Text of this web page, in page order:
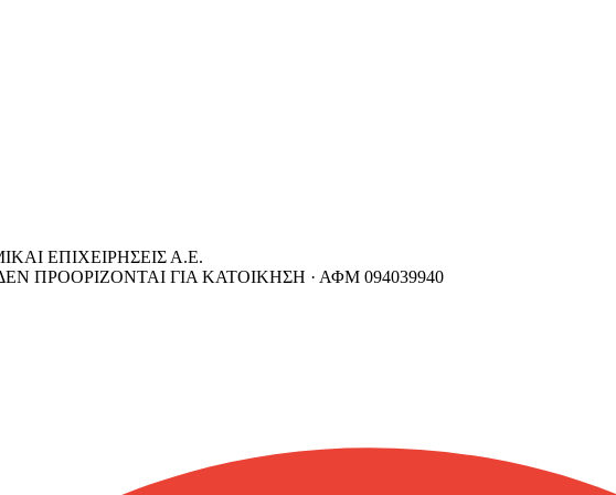
ΕΠΙΧΕΙΡΗΣΕΙΣ Α.Ε.
ΠΡΟΟΡΙΖΟΝΤΑΙ ΓΙΑ ΚΑΤΟΙΚΗΣΗ · ΑΦΜ 094039940